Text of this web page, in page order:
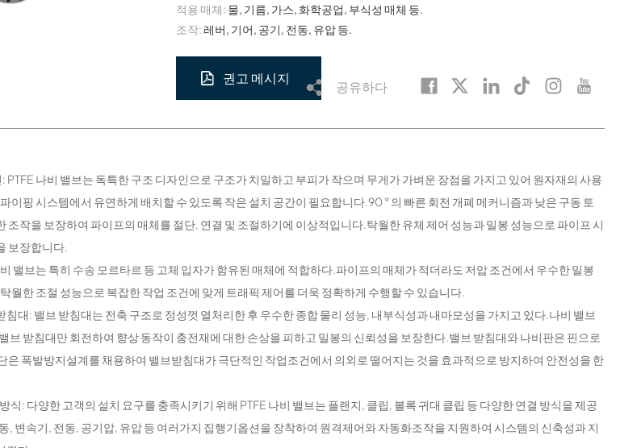
적용 매체: 물, 기름, 가스, 화학공업, 부식성 매체 등.
조작:레버, 기어, 공기, 전동, 유압 등.
권고 메시지
공유하다
PTFE 나비 밸브는 독특한 구조 디자인으로 구조가 치밀하고 부피가 작으며 무게가 가벼운 장점을 가지고 있어 원자재의 사용
이핑 시스템에서 유연하게 배치할 수 있도록 작은 설치 공간이 필요합니다.90 ° 의 빠른 회전 개폐 메커니즘과 낮은 구동 토
조작을 보장하여 파이프의 매체를 절단, 연결 및 조절하기에 이상적입니다.탁월한 유체 제어 성능과 밀봉 성능으로 파이프 시
보장합니다.
밸브는 특히 수송 모르타르 등 고체 입자가 함유된 매체에 적합하다.파이프의 매체가 적더라도 저압 조건에서 우수한 밀봉
월한 조절 성능으로 복잡한 작업 조건에 맞게 트래픽 제어를 더욱 정확하게 수행할 수 있습니다.
침대: 밸브 받침대는 전축 구조로 정성껏 열처리한 후 우수한 종합 물리 성능, 내부식성과 내마모성을 가지고 있다.나비 밸브
브 받침대만 회전하여 향상 동작이 충전재에 대한 손상을 피하고 밀봉의 신뢰성을 보장한다.밸브 받침대와 나비판은 핀으로
은 폭발방지설계를 채용하여 밸브받침대가 극단적인 작업조건에서 의외로 떨어지는 것을 효과적으로 방지하여 안전성을 한
식: 다양한 고객의 설치 요구를 충족시키기 위해 PTFE 나비 밸브는 플랜지, 클립, 볼록 귀대 클립 등 다양한 연결 방식을 제공
, 변속기, 전동, 공기압, 유압 등 여러가지 집행기옵션을 장착하여 원격제어와 자동화조작을 지원하여 시스템의 신축성과 지